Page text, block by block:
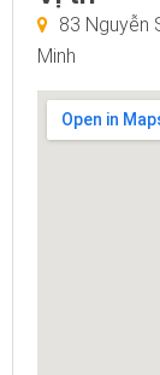
83 Nguyễn
Minh